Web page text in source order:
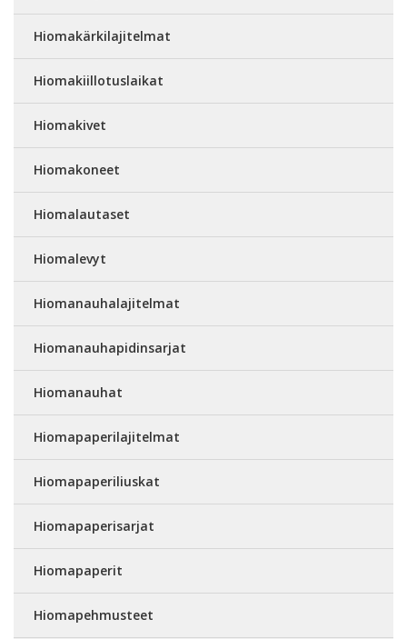
Hiomakärkilajitelmat
Hiomakiillotuslaikat
Hiomakivet
Hiomakoneet
Hiomalautaset
Hiomalevyt
Hiomanauhalajitelmat
Hiomanauhapidinsarjat
Hiomanauhat
Hiomapaperilajitelmat
Hiomapaperiliuskat
Hiomapaperisarjat
Hiomapaperit
Hiomapehmusteet